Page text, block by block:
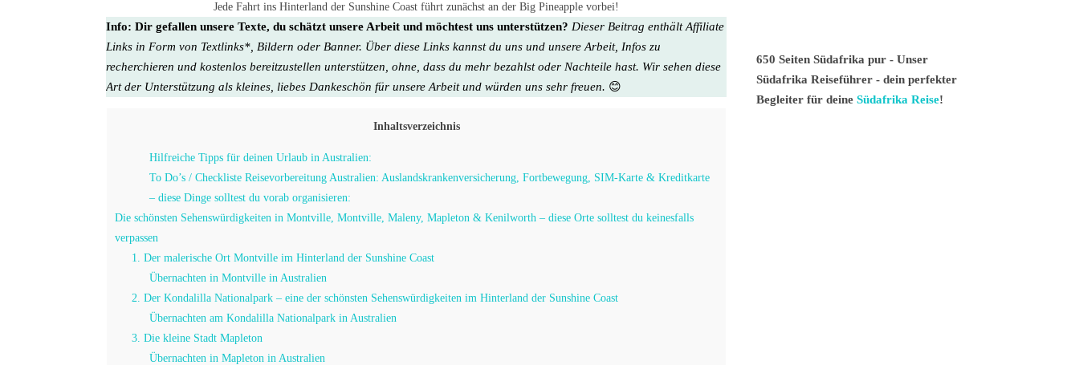
Jede Fahrt ins Hinterland der Sunshine Coast führt zunächst an der Big Pineapple vorbei!
Info: Dir gefallen unsere Texte, du schätzt unsere Arbeit und möchtest uns unterstützen? Dieser Beitrag enthält Affiliate
Links in Form von Textlinks*, Bildern oder Banner. Über diese Links kannst du uns und unsere Arbeit, Infos zu
recherchieren und kostenlos bereitzustellen unterstützen, ohne, dass du mehr bezahlst oder Nachteile hast. Wir sehen diese
Art der Unterstützung als kleines, liebes Dankeschön für unsere Arbeitund würden uns sehr freuen. 😊
Inhaltsverzeichnis
Hilfreiche Tipps für deinen Urlaub in Australien:
To Do’s / Checkliste Reisevorbereitung Australien: Auslandskrankenversicherung, Fortbewegung, SIM-Karte & Kreditkarte
– diese Dinge solltest du vorab organisieren:
Die schönsten Sehenswürdigkeiten in Montville, Montville, Maleny, Mapleton & Kenilworth – diese Orte solltest du keinesfalls
verpassen
1. Der malerische Ort Montville im Hinterland der Sunshine Coast
Übernachten in Montville in Australien
2. Der Kondalilla Nationalpark – eine der schönsten Sehenswürdigkeiten im Hinterland der Sunshine Coast
Übernachten am Kondalilla Nationalpark in Australien
3. Die kleine Stadt Mapleton
Übernachten in Mapleton in Australien
650 Seiten Südafrika pur - Unser
Südafrika Reiseführer - dein perfekter
Begleiter für deine Südafrika Reise!